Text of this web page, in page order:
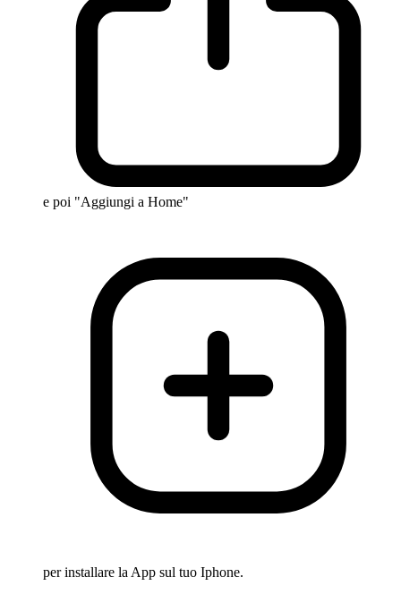
e poi "Aggiungi a Home"
per installare la App sul tuo Iphone.